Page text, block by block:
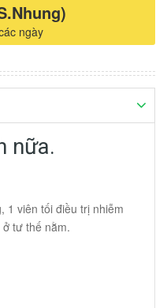
ngày
nữa.
1 viên tối điều trị nhiễm
tư thế nằm.